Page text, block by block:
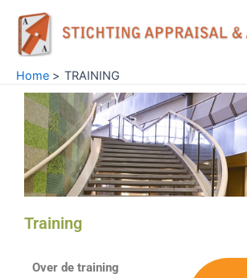
naar
Home TRAINING
Training
Over de training